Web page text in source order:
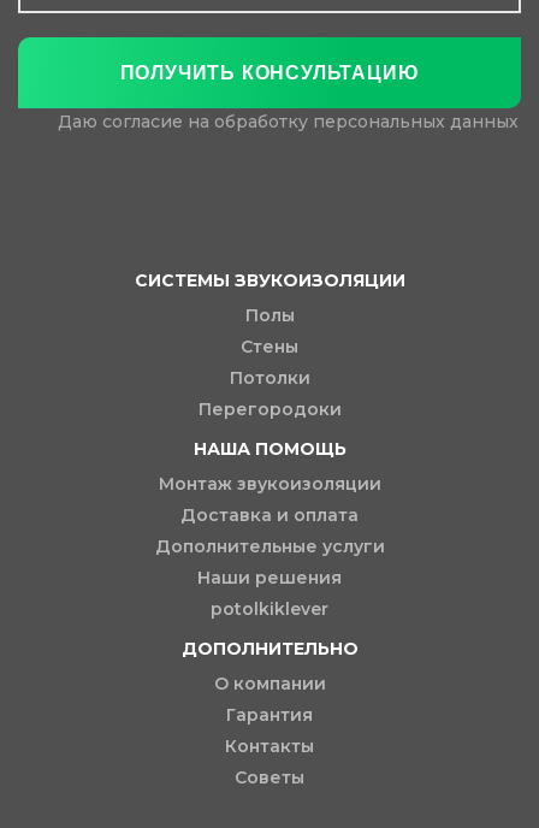
Даю согласие на обработку персональных данных
СИСТЕМЫ ЗВУКОИЗОЛЯЦИИ
Полы
Стены
Потолки
Перегородоки
НАША ПОМОЩЬ
Монтаж звукоизоляции
Доставка и оплата
Дополнительные услуги
Наши решения
potolkiklever
ДОПОЛНИТЕЛЬНО
О компании
Гарантия
Контакты
Советы